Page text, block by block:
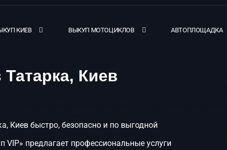
КИЕВ ВЫКУП МОТОЦИКЛОВ АВТОПЛОЩАДКА
Киев
Киев быстро, безопасно и по выгодной
VIP» предлагает профессиональные услуги